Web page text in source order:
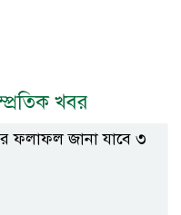
খবর
ফলাফল জানা যাবে ৩